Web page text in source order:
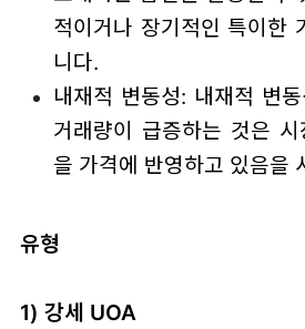
적이거나 장기적인 특이한
니다.
내재적 변동성: 내재적 변
거래량이 급증하는 것은
을 가격에 반영하고 있음을
유형
1) 강세 UOA